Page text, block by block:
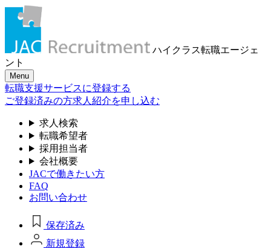
ハイクラス転職エージェ
ント
Menu
転職支援サービスに登録する
ご登録済みの方求人紹介を申し込む
求人検索
転職希望者
採用担当者
会社概要
JACで働きたい方
FAQ
お問い合わせ
保存済み
新規登録